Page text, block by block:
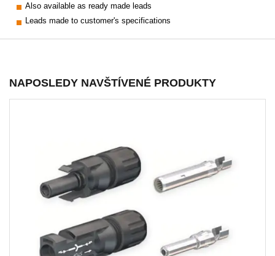
Also available as ready made leads
Leads made to customer's specifications
NAPOSLEDY NAVŠTÍVENÉ PRODUKTY